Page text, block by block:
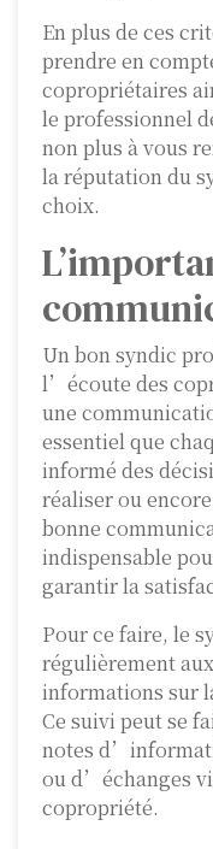
En plus de ces
prendre en
copropriétaires
le professionnel
non plus à vous
la réputation du
choix.
Un bon syndic
l’écoute des
une
essentiel que
informé des
réaliser ou
bonne
indispensable
garantir la
Pour ce faire, le
régulièrement
informations sur
Ce suivi peut se
notes
ou d’échanges
copropriété.